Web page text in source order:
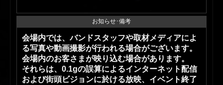
お知らせ･備考
会場内では、バンドスタッフや取材メディアによ
る写真や動画撮影が行われる場合がございます。
会場内のお客さまが映り込む場合があります。
それらは、0.1gの誤算によるインターネット配信
および街頭ビジョンに於ける放映、イベント終了